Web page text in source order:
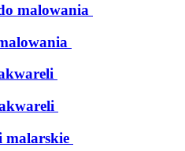
malowania
malarskie